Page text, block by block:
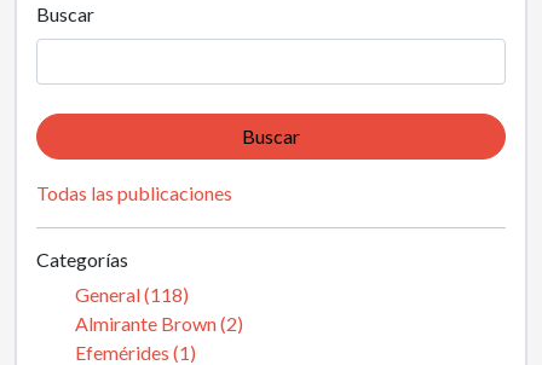
Buscar
Buscar
Todas las publicaciones
Categorías
General (118)
Almirante Brown (2)
Efemérides (1)